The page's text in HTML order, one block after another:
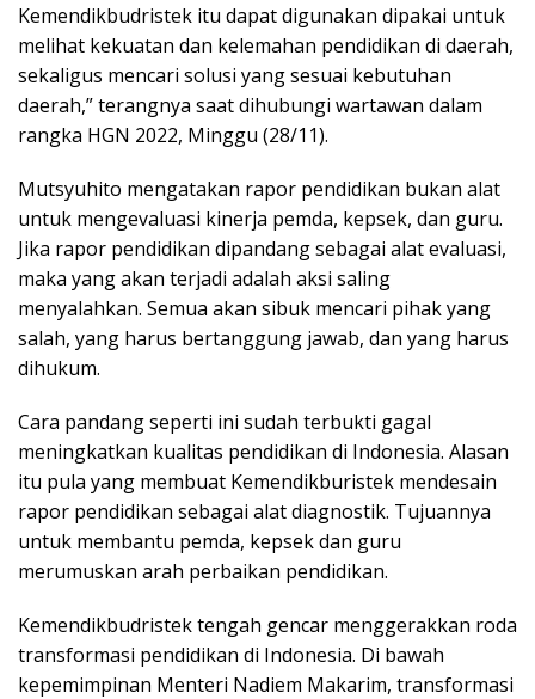
Kemendikbudristek itu dapat digunakan dipakai untuk
melihat kekuatan dan kelemahan pendidikan di daerah,
sekaligus mencari solusi yang sesuai kebutuhan
daerah,” terangnya saat dihubungi wartawan dalam
rangka HGN 2022, Minggu (28/11).
Mutsyuhito mengatakan rapor pendidikan bukan alat
untuk mengevaluasi kinerja pemda, kepsek, dan guru.
Jika rapor pendidikan dipandang sebagai alat evaluasi,
maka yang akan terjadi adalah aksi saling
menyalahkan. Semua akan sibuk mencari pihak yang
salah, yang harus bertanggung jawab, dan yang harus
dihukum.
Cara pandang seperti ini sudah terbukti gagal
meningkatkan kualitas pendidikan di Indonesia. Alasan
itu pula yang membuat Kemendikburistek mendesain
rapor pendidikan sebagai alat diagnostik. Tujuannya
untuk membantu pemda, kepsek dan guru
merumuskan arah perbaikan pendidikan.
Kemendikbudristek tengah gencar menggerakkan roda
transformasi pendidikan di Indonesia. Di bawah
kepemimpinan Menteri Nadiem Makarim, transformasi